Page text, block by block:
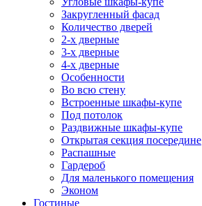
Закругленный фасад
Количество дверей
2-х дверные
3-х дверные
4-х дверные
Особенности
Во всю стену
Встроенные шкафы-купе
Под потолок
Раздвижные шкафы-купе
Открытая секция посередине
Распашные
Гардероб
Для маленького помещения
Эконом
Гостиные